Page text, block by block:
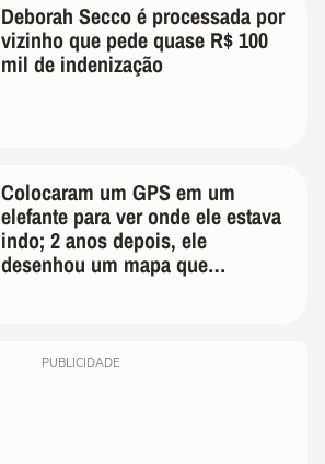
Deborah Secco é processada por
vizinho que pede quase R$ 100
mil de indenização
Colocaram um GPS em um
elefante para ver onde ele estava
indo; 2 anos depois, ele
desenhou um mapa que
PUBLICIDADE